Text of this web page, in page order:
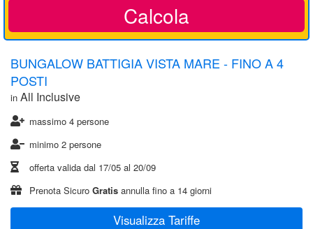
Calcola
BUNGALOW BATTIGIA VISTA MARE - FINO A 4
POSTI
in All Inclusive
massimo 4 persone
minimo 2 persone
offerta valida dal 17/05 al 20/09
Prenota Sicuro Gratis annulla fino a 14 giorni
Visualizza Tariffe